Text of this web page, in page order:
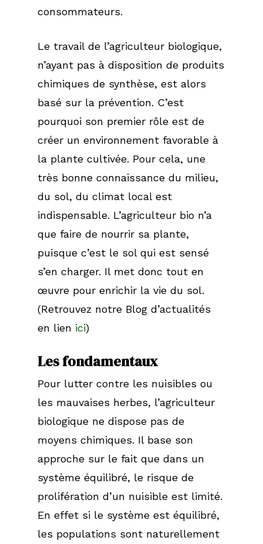
consommateurs.
Le travail de l’agriculteur biologique,
n’ayant pas à disposition de produits
chimiques de synthèse, est alors
basé sur la prévention. C’est
pourquoi son premier rôle est de
créer un environnement favorable à
la plante cultivée. Pour cela, une
très bonne connaissance du milieu,
du sol, du climat local est
indispensable. L’agriculteur bio n’a
que faire de nourrir sa plante,
puisque c’est le sol qui est sensé
s’en charger. Il met donc tout en
œuvre pour enrichir la vie du sol.
(Retrouvez notre Blog d’actualités
en lien ici)
Les fondamentaux
Pour lutter contre les nuisibles ou
les mauvaises herbes, l’agriculteur
biologique ne dispose pas de
moyens chimiques. Il base son
approche sur le fait que dans un
système équilibré, le risque de
prolifération d’un nuisible est limité.
En effet si le système est équilibré,
les populations sont naturellement